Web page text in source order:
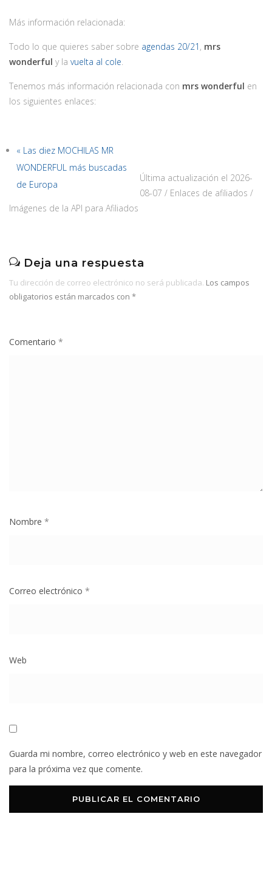
Más información relacionada:
Todo lo que quieres saber sobre agendas 20/21 , mrs
wonderful y la vuelta al cole.
Tenemos más información relacionada con mrs wonderful en
los siguientes enlaces:
« Las diez MOCHILAS MR
WONDERFUL más buscadas
de Europa
Última actualización el 2026-
08-07 / Enlaces de afiliados /
Imágenes de la API para Afiliados
Deja una respuesta
Tu dirección de correo electrónico no será publicada. Los campos
obligatorios están marcados con *
Comentario *
Nombre *
Correo electrónico *
Web
Guarda mi nombre, correo electrónico y web en este navegador
para la próxima vez que comente.